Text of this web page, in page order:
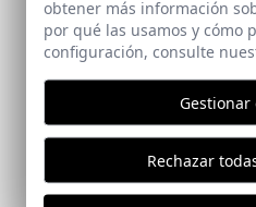
El calor no es excusa para
Te dejamos algo de
Camisa de lino en arena o
transpirable,
la temperatura y evita
Camisa Oxford manga
náutico:perfecto para
obtener más información
por qué las usamos y cómo
configuración, consulte
Gestionar
Rechazar